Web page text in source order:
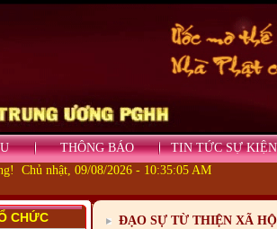
THÔNG BÁO
TIN TỨC SỰ KIỆN
Chủ nhật, 09/08/2026 - 10:35:05 AM
CHỨC ĐẠO SỰ TỪ THIỆN XÃ